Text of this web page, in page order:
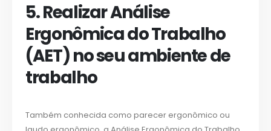
5. Realizar Análise
Ergonômica do Trabalho
(AET) no seu ambiente de
trabalho
Também conhecida como parecer ergonômico ou